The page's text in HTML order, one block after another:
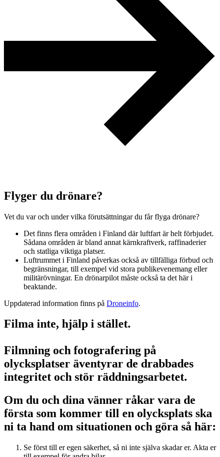
Flyger du drönare?
Vet du var och under vilka förutsättningar du får flyga drönare?
Det finns flera områden i Finland där luftfart är helt förbjudet.
Sådana områden är bland annat kärnkraftverk, raffinaderier
och statliga viktiga platser.
Luftrummet i Finland påverkas också av tillfälliga förbud och
begränsningar, till exempel vid stora publikevenemang eller
militärövningar. En drönarpilot måste också ta det här i
beaktande.
Uppdaterad information finns på Droneinfo.
Filma inte, hjälp i stället.
Filmning och fotografering på
olycksplatser äventyrar de drabbades
integritet och stör räddningsarbetet.
Om du och dina vänner råkar vara de
första som kommer till en olycksplats ska
ni ta hand om situationen och göra så här:
Se först till er egen säkerhet, så ni inte själva skadar er. Akta er